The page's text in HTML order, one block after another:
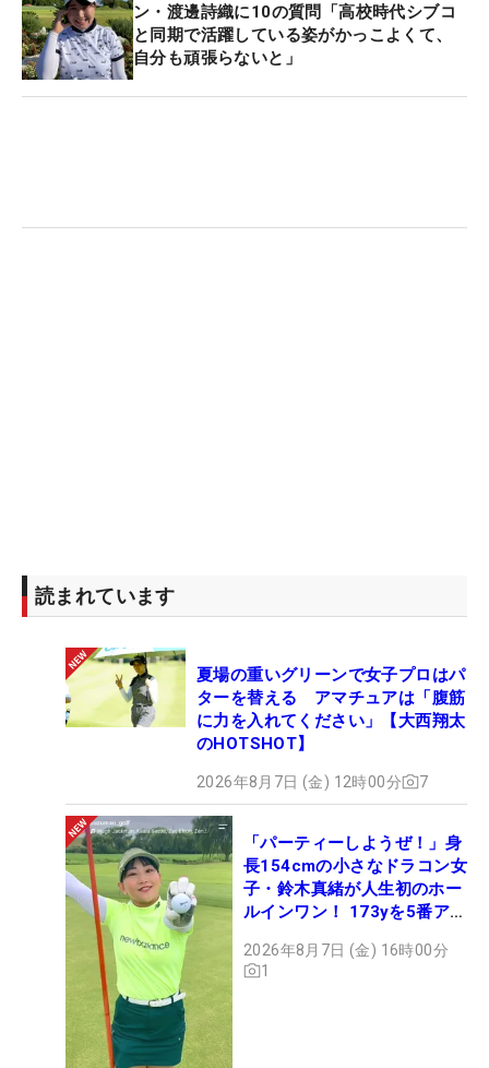
ショットはバンカーに。セカンドもハーフトップし
てグリーンオーバー。“自分から”攻めない結果、山
口にチャンスが巡ってきた。
日ボギーを叩いた13番でも同じような距離。どれも
「今までいろいろなスタイルを試してきたんですけ
ど、ようやく落ち着けそうです。本当に自信になり
まった。来週、富岡倶楽部（群馬県）でのプロテス
ト第1次予選を控える山口。「どんなことがあって
も、3日間このスタイルで戦い抜きます」と、宣
言。年に一度の、プロゴルファーへの狭き門に挑む
戦いがもうすぐ始まる。（文・杉本夏希）
※ネクストヒロインゴルフツアー（共催：株式会社
マイナビ、株式会社ALBA、株式会社ALBA TV）は将
来ツアーで活躍することを目指す、JLPGAプロテス
ト合格前の若手女子ゴルファーが経験を積むための
場として2019年に始まった。今シーズンは全15戦
が予定されている。出場選手は年間ポイントランキ
ングによるシード、前大会成績上位者、主催者推
薦、ファン投票などによって決められる。
ン・渡邊詩織に10の質問「高校時代シブコ
と同期で活躍している姿がかっこよくて、
自分も頑張らないと」
読まれています
夏場の重いグリーンで女子プロはパ
ターを替える アマチュアは「腹筋
に力を入れてください」【大西翔太
のHOTSHOT】
2026年8月7日 (金) 12時00分 7
「パーティーしようぜ！」身
長154cmの小さなドラコン女
子・鈴木真緒が人生初のホー
ルインワン！ 173yを5番アイ
2026年8月7日 (金) 16時00分
1